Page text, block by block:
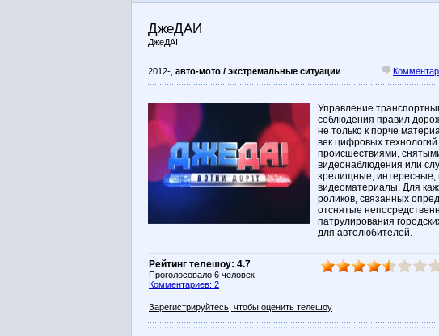
ДжеДАИ
ДжеДАІ
2012-, авто-мото / экстремальные ситуации
Управление
соблюдения правил
не только к порче
век цифровых
происшествиями,
видеонаблюдения или
зрелищные, интересные,
видеоматериалы. Для
роликов, связанных
отснятые
патрулирования
для автолюбителей.
Рейтинг телешоу: 4.7
Проголосовало 6 человек
Комментариев: 2
Зарегистрируйтесь, чтобы оценить телешоу